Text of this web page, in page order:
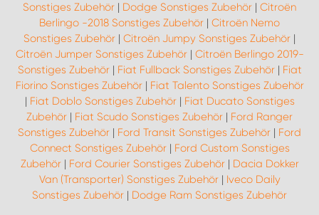
Sonstiges Zubehör | Dodge Sonstiges Zubehör | Citroën
Berlingo -2018 Sonstiges Zubehör | Citroën Nemo
Sonstiges Zubehör | Citroën Jumpy Sonstiges Zubehör |
Citroën Jumper Sonstiges Zubehör| Citroën Berlingo 2019-
Sonstiges Zubehör| Fiat Fullback Sonstiges Zubehör| Fiat
Fiorino Sonstiges Zubehör| Fiat Talento Sonstiges Zubehör
| Fiat Doblo Sonstiges Zubehör| Fiat Ducato Sonstiges
Zubehör | Fiat Scudo Sonstiges Zubehör | Ford Ranger
Sonstiges Zubehör | Ford Transit Sonstiges Zubehör | Ford
Connect Sonstiges Zubehör| Ford Custom Sonstiges
Zubehör| Ford Courier Sonstiges Zubehör| Dacia Dokker
Van (Transporter) Sonstiges Zubehör| Iveco Daily
Sonstiges Zubehör | Dodge Ram Sonstiges Zubehör